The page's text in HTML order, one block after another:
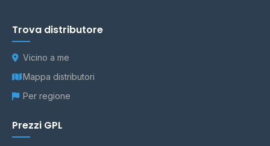
Trova distributore
Vicino a me
Mappa distributori
Per regione
Prezzi GPL